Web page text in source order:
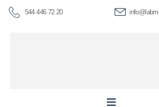
544 446 72 20